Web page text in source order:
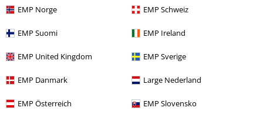
EMP Norge EMP Schweiz
EMP Suomi EMP Ireland
EMP United Kingdom EMP Sverige
EMP Danmark Large Nederland
EMP Österreich EMP Slovensko
Šířka
Příliš úzké
Perfektní
Příliš krátké
Perfektní